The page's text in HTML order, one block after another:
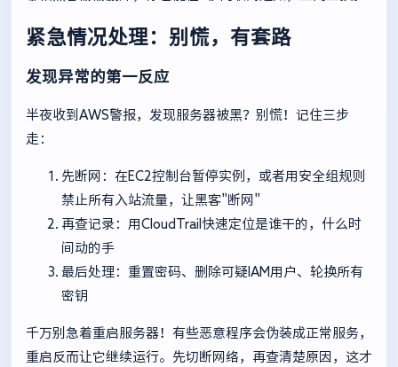
紧急情况处理：别慌，有套路
发现异常的第一反应
半夜收到AWS警报，发现服务器被黑？别慌！记住三步
走：
先断网：在EC2控制台暂停实例，或者用安全组规则
禁止所有入站流量，让黑客"断网"
再查记录：用CloudTrail快速定位是谁干的，什么时
间动的手
最后处理：重置密码、删除可疑IAM用户、轮换所有
密钥
千万别急着重启服务器！有些恶意程序会伪装成正常服务，
重启反而让它继续运行。先切断网络，再查清楚原因，这才